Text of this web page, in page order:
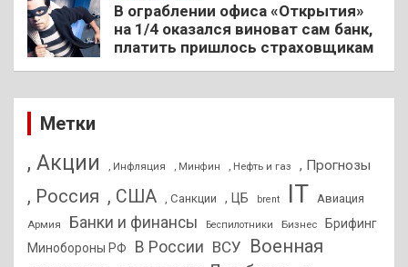
В ограблении офиса «Открытия»
на 1/4 оказался виноват сам банк,
платить пришлось страховщикам
Метки
, Акции , Инфляция , Минфин , Нефть и газ , Прогнозы
, Россия , США , Санкции , ЦБ brent IT Авиация
Армия Банки и финансы Беспилотники Бизнес
Брифинг
Минобороны РФ
В России ВСУ Военная